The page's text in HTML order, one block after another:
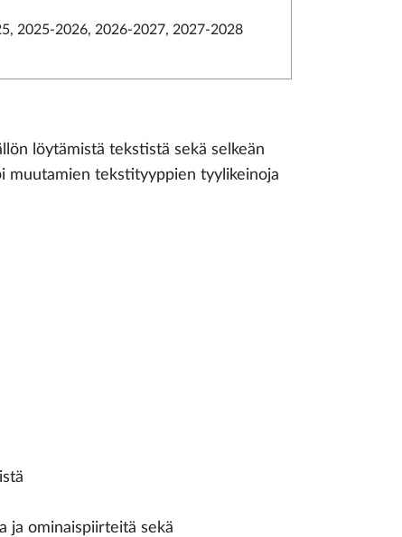
2025-2026, 2026-2027, 2027-2028
löytämistä tekstistä sekä selkeän
muutamien tekstityyppien tyylikeinoja
ja ominaispiirteitä sekä